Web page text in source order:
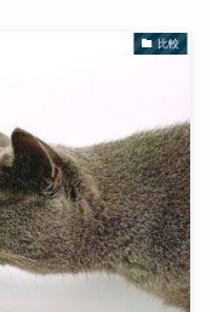
比較